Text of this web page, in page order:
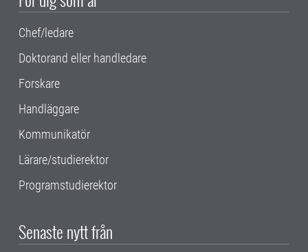
Chef/ledare
Doktorand eller handledare
Forskare
Handläggare
Kommunikatör
Lärare/studierektor
Programstudierektor
Senaste nytt från